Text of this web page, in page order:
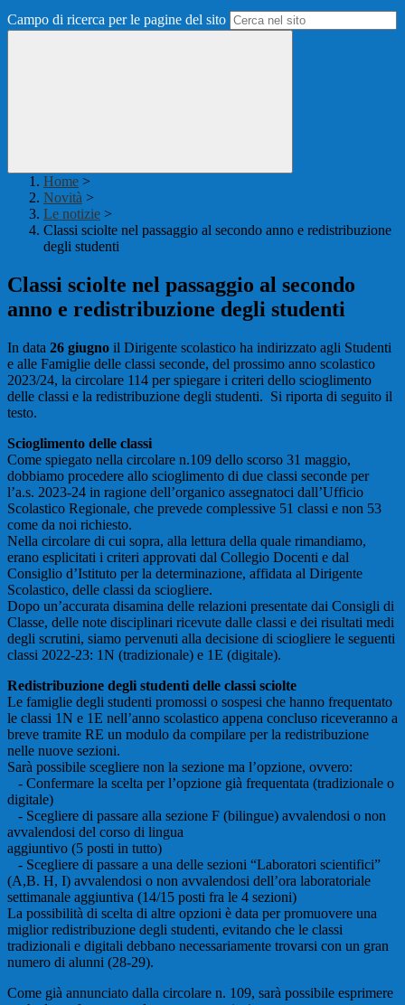
Campo di ricerca per le pagine del sito
Home >
Novità >
Le notizie >
Classi sciolte nel passaggio al secondo anno e redistribuzione
degli studenti
Classi sciolte nel passaggio al secondo
anno e redistribuzione degli studenti
In data 26 giugno il Dirigente scolastico ha indirizzato agli Studenti
e alle Famiglie delle classi seconde, del prossimo anno scolastico
2023/24, la circolare 114 per spiegare i criteri dello scioglimento
delle classi e la redistribuzione degli studenti. Si riporta di seguito il
testo.
Scioglimento delle classi
Come spiegato nella circolare n.109 dello scorso 31 maggio,
dobbiamo procedere allo scioglimento di due classi seconde per
l’a.s. 2023-24 in ragione dell’organico assegnatoci dall’Ufficio
Scolastico Regionale, che prevede complessive 51 classi e non 53
come da noi richiesto.
Nella circolare di cui sopra, alla lettura della quale rimandiamo,
erano esplicitati i criteri approvati dal Collegio Docenti e dal
Consiglio d’Istituto per la determinazione, affidata al Dirigente
Scolastico, delle classi da sciogliere.
Dopo un’accurata disamina delle relazioni presentate dai Consigli di
Classe, delle note disciplinari ricevute dalle classi e dei risultati medi
degli scrutini, siamo pervenuti alla decisione di sciogliere le seguenti
classi 2022-23: 1N (tradizionale) e 1E (digitale).
Redistribuzione degli studenti delle classi sciolte
Le famiglie degli studenti promossi o sospesi che hanno frequentato
le classi 1N e 1E nell’anno scolastico appena concluso riceveranno a
breve tramite RE un modulo da compilare per la redistribuzione
nelle nuove sezioni.
Sarà possibile scegliere non la sezione ma l’opzione, ovvero:
- Confermare la scelta per l’opzione già frequentata (tradizionale o
digitale)
- Scegliere di passare alla sezione F (bilingue) avvalendosi o non
avvalendosi del corso di lingua
aggiuntivo (5 posti in tutto)
- Scegliere di passare a una delle sezioni “Laboratori scientifici”
(A,B. H, I) avvalendosi o non avvalendosi dell’ora laboratoriale
settimanale aggiuntiva (14/15 posti fra le 4 sezioni)
La possibilità di scelta di altre opzioni è data per promuovere una
miglior redistribuzione degli studenti, evitando che le classi
tradizionali e digitali debbano necessariamente trovarsi con un gran
numero di alunni (28-29).
Come già annunciato dalla circolare n. 109, sarà possibile esprimere